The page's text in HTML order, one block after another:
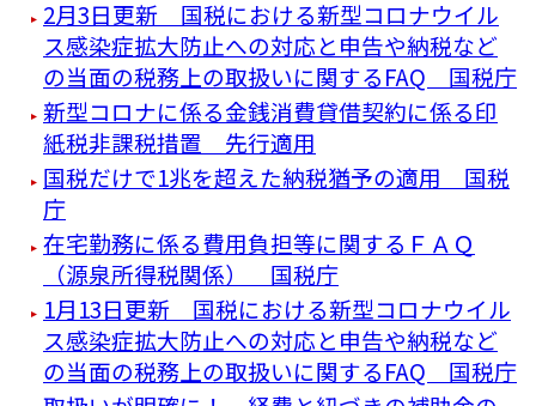
2月3日更新 国税における新型コロナウイル
ス感染症拡大防止への対応と申告や納税など
の当面の税務上の取扱いに関するFAQ 国税庁
新型コロナに係る金銭消費貸借契約に係る印
紙税非課税措置 先行適用
国税だけで1兆を超えた納税猶予の適用 国税
庁
在宅勤務に係る費用負担等に関するＦＡＱ
（源泉所得税関係） 国税庁
1月13日更新 国税における新型コロナウイル
ス感染症拡大防止への対応と申告や納税など
の当面の税務上の取扱いに関するFAQ 国税庁